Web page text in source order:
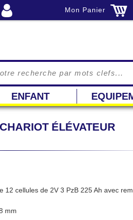
Mon Panier
ENFANT
ÉLÉVATEUR
cellules de 2V 3 PzB 225 Ah avec
mm